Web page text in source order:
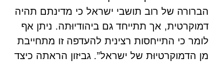
הברורה של רוב תושבי ישראל כי מדינתם תהיה
דמוקרטית, אך תתייחד גם ביהודיוּתה. ניתן אף
לומר כי התייחסות רצינית להעדפה זו מתחייבת
מן הדמוקרטיוּת של ישראל”. גביזון הראתה כיצד